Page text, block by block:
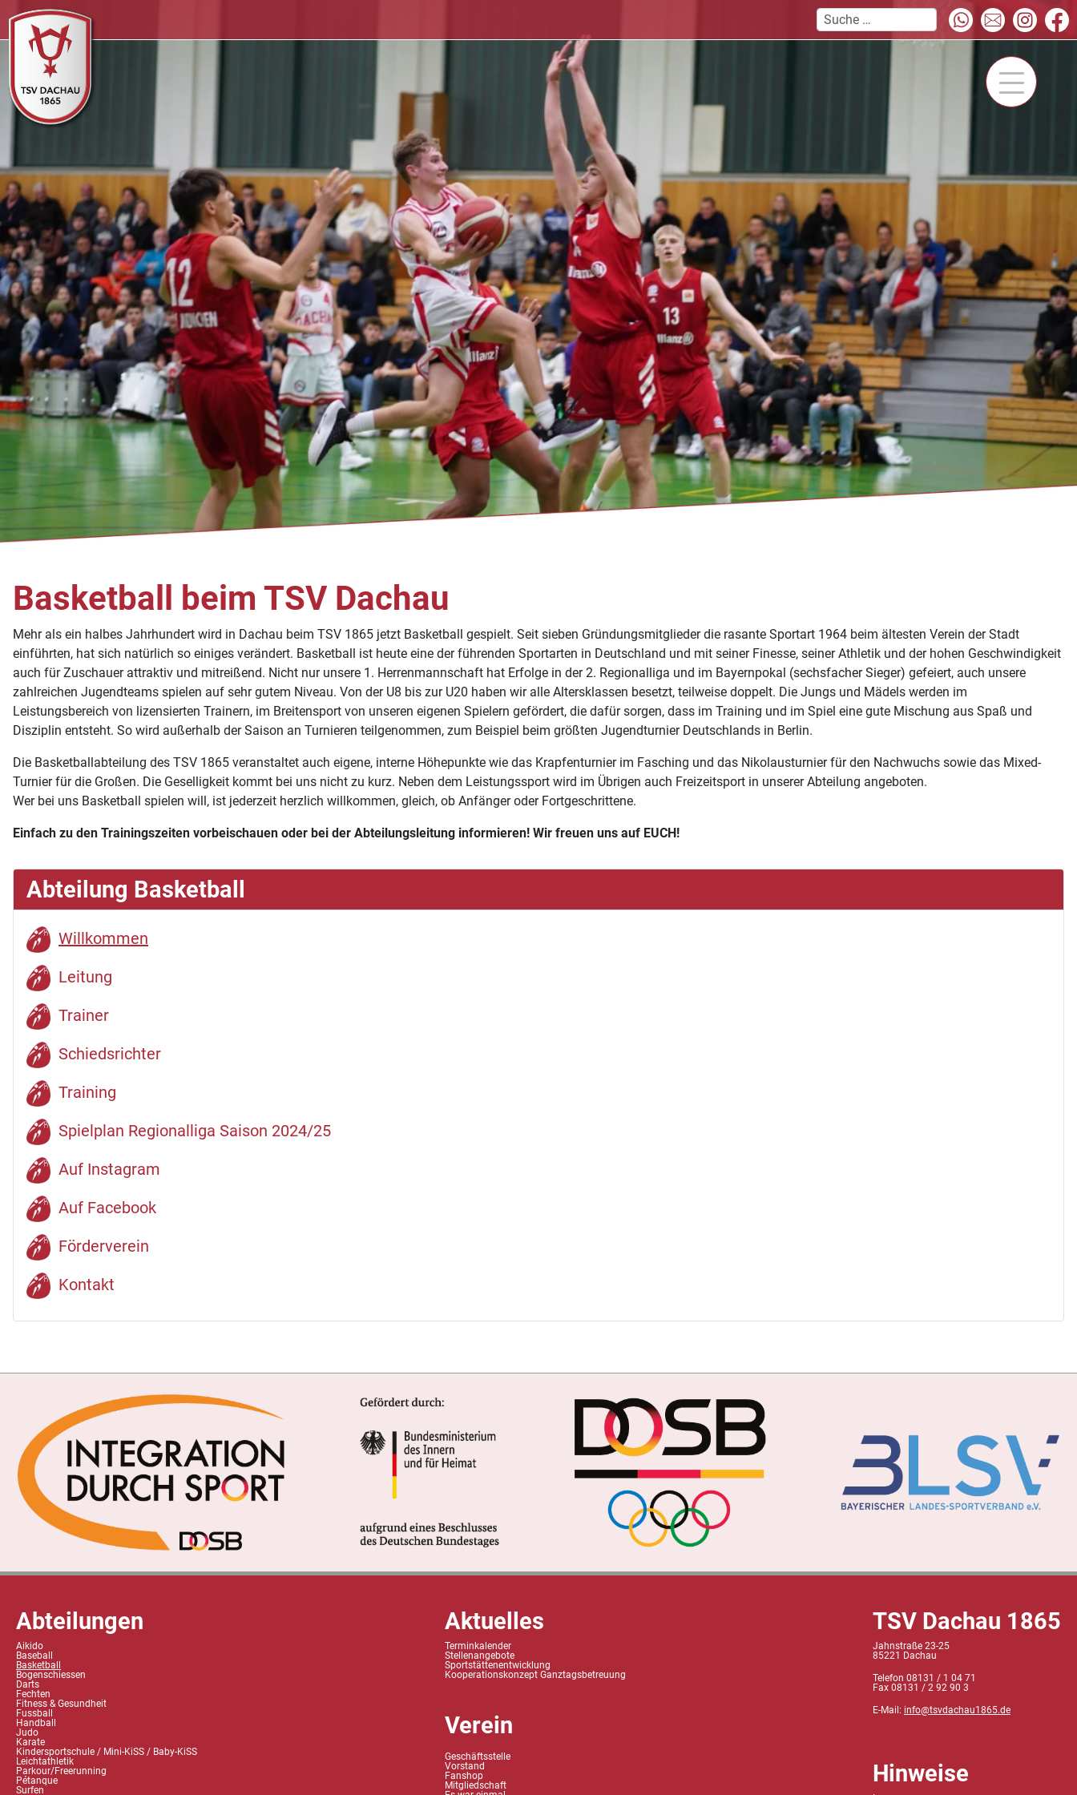
Abteilung Basketball
Willkommen
Leitung
Trainer
Schiedsrichter
Training
Spielplan Regionalliga Saison 2024/25
Auf Instagram
Auf Facebook
Förderverein
Kontakt
Basketball beim TSV Dachau
Mehr als ein halbes Jahrhundert wird in Dachau beim TSV 1865 jetzt Basketball gespielt. Seit sieben Gründungsmitglieder die rasante Sportart 1964 beim ältesten Verein der Stadt
einführten, hat sich natürlich so einiges verändert. Basketball ist heute eine der führenden Sportarten in Deutschland und mit seiner Finesse, seiner Athletik und der hohen Geschwindigkeit
auch für Zuschauer attraktiv und mitreißend. Nicht nur unsere 1. Herrenmannschaft hat Erfolge in der 2. Regionalliga und im Bayernpokal (sechsfacher Sieger) gefeiert, auch unsere
zahlreichen Jugendteams spielen auf sehr gutem Niveau. Von der U8 bis zur U20 haben wir alle Altersklassen besetzt, teilweise doppelt. Die Jungs und Mädels werden im
Leistungsbereich von lizensierten Trainern, im Breitensport von unseren eigenen Spielern gefördert, die dafür sorgen, dass im Training und im Spiel eine gute Mischung aus Spaß und
Disziplin entsteht. So wird außerhalb der Saison an Turnieren teilgenommen, zum Beispiel beim größten Jugendturnier Deutschlands in Berlin.
Die Basketballabteilung des TSV 1865 veranstaltet auch eigene, interne Höhepunkte wie das Krapfenturnier im Fasching und das Nikolausturnier für den Nachwuchs sowie das Mixed-
Turnier für die Großen. Die Geselligkeit kommt bei uns nicht zu kurz. Neben dem Leistungssport wird im Übrigen auch Freizeitsport in unserer Abteilung angeboten.
Wer bei uns Basketball spielen will, ist jederzeit herzlich willkommen, gleich, ob Anfänger oder Fortgeschrittene.
Einfach zu den Trainingszeiten vorbeischauen oder bei der Abteilungsleitung informieren! Wir freuen uns auf EUCH!
Abteilungen
Aikido
Baseball
Basketball
Bogenschiessen
Darts
Fechten
Fitness & Gesundheit
Fussball
Handball
Judo
Karate
Kindersportschule / Mini-KiSS / Baby-KiSS
Leichtathletik
Parkour/Freerunning
Pétanque
Surfen
Aktuelles
Terminkalender
Stellenangebote
Sportstättenentwicklung
Kooperationskonzept Ganztagsbetreuung
Verein
Geschäftsstelle
Vorstand
Fanshop
Mitgliedschaft
TSV Dachau 1865
Jahnstraße 23-25
85221 Dachau
Telefon 08131 / 1 04 71
Fax 08131 / 2 92 90 3
E-Mail: info@tsvdachau1865.de
Hinweise